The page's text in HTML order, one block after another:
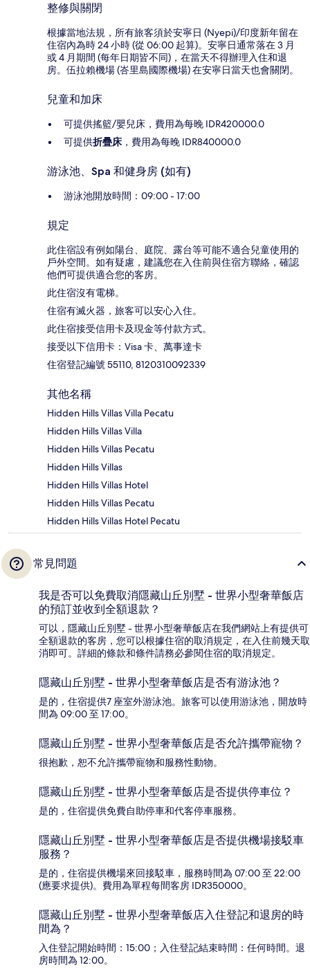
整修與關閉
根據當地法規，所有旅客須於安寧日 (Nyepi)/印度新年留在
住宿內為時 24 小時 (從 06:00 起算)。安寧日通常落在 3 月
或 4 月期間 (每年日期皆不同)，在當天不得辦理入住和退
房。伍拉賴機場 (峇里島國際機場) 在安寧日當天也會關閉。
兒童和加床
可提供搖籃/嬰兒床，費用為每晚 IDR420000.0
可提供折疊床 ，費用為每晚 IDR840000.0
游泳池、Spa 和健身房 (如有)
游泳池開放時間：09:00 - 17:00
規定
此住宿設有例如陽台、庭院、露台等可能不適合兒童使用的
戶外空間。如有疑慮，建議您在入住前與住宿方聯絡，確認
他們可提供適合您的客房。
此住宿沒有電梯。
住宿有滅火器，旅客可以安心入住。
此住宿接受信用卡及現金等付款方式。
接受以下信用卡：Visa 卡、萬事達卡
住宿登記編號 55110, 8120310092339
其他名稱
Hidden Hills Villas Villa Pecatu
Hidden Hills Villas Villa
Hidden Hills Villas Pecatu
Hidden Hills Villas
Hidden Hills Villas Hotel
Hidden Hills Villas Pecatu
Hidden Hills Villas Hotel Pecatu
常見問題
我是否可以免費取消隱藏山丘別墅 - 世界小型奢華飯店
的預訂並收到全額退款？
可以，隱藏山丘別墅 - 世界小型奢華飯店在我們網站上有提供可
全額退款的客房，您可以根據住宿的取消規定，在入住前幾天取
消即可。詳細的條款和條件請務必參閱住宿的取消規定。
隱藏山丘別墅 - 世界小型奢華飯店是否有游泳池？
是的，住宿提供7 座室外游泳池。旅客可以使用游泳池，開放時
間為 09:00 至 17:00。
隱藏山丘別墅 - 世界小型奢華飯店是否允許攜帶寵物？
很抱歉，恕不允許攜帶寵物和服務性動物。
隱藏山丘別墅 - 世界小型奢華飯店是否提供停車位？
是的，住宿提供免費自助停車和代客停車服務。
隱藏山丘別墅 - 世界小型奢華飯店是否提供機場接駁車
服務？
是的，住宿提供機場來回接駁車，服務時間為 07:00 至 22:00
(應要求提供)。費用為單程每間客房 IDR350000。
隱藏山丘別墅 - 世界小型奢華飯店入住登記和退房的時
間為？
入住登記開始時間：15:00；入住登記結束時間：任何時間。退
房時間為 12:00。